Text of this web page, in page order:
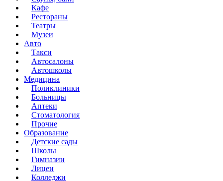
Кафе
Рестораны
Театры
Музеи
Авто
Такси
Автосалоны
Автошколы
Медицина
Поликлиники
Больницы
Аптеки
Стоматология
Прочие
Образование
Детские сады
Школы
Гимназии
Лицеи
Колледжи